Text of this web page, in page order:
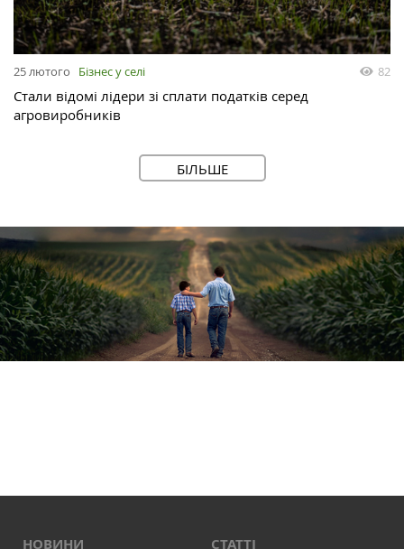
25 лютого Бізнес у селі 82
Стали відомі лідери зі сплати податків серед
агровиробників
БІЛЬШЕ
НОВИНИ СТАТТІ